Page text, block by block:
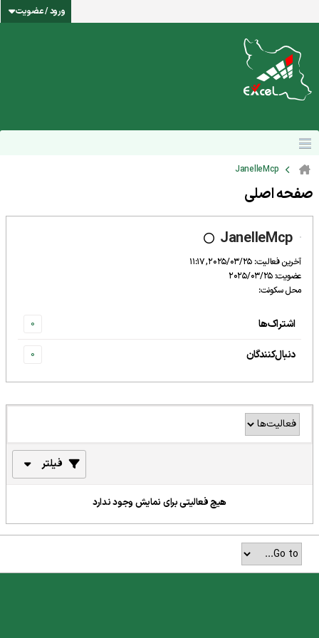
ورود / عضویت
JanelleMcp
صفحه اصلی
JanelleMcp
آخرین فعالیت: 2025/03/25, 11:17
عضویت: 2025/03/25
محل سکونت:
اشتراک‌ها 0
دنبال‌کنندگان 0
فیلتر
هیچ فعالیتی برای نمایش وجود ندارد